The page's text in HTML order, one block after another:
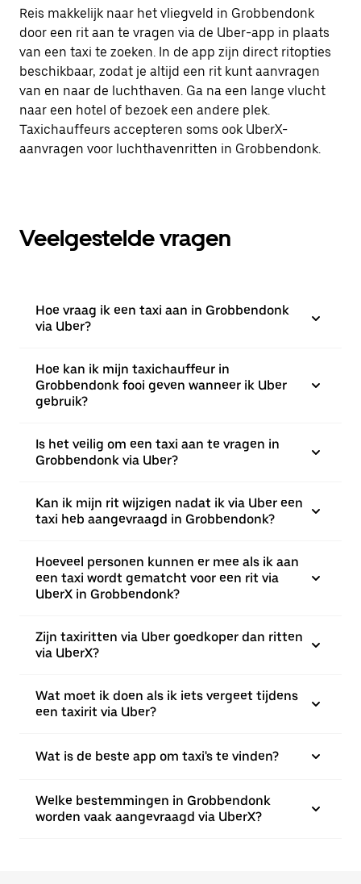
Reis makkelijk naar het vliegveld in Grobbendonk
door een rit aan te vragen via de Uber-app in plaats
van een taxi te zoeken. In de app zijn direct ritopties
beschikbaar, zodat je altijd een rit kunt aanvragen
van en naar de luchthaven. Ga na een lange vlucht
naar een hotel of bezoek een andere plek.
Taxichauffeurs accepteren soms ook UberX-
aanvragen voor luchthavenritten in Grobbendonk.
Veelgestelde vragen
Hoe vraag ik een taxi aan in Grobbendonk
via Uber?
Hoe kan ik mijn taxichauffeur in
Grobbendonk fooi geven wanneer ik Uber
gebruik?
Is het veilig om een taxi aan te vragen in
Grobbendonk via Uber?
Kan ik mijn rit wijzigen nadat ik via Uber een
taxi heb aangevraagd in Grobbendonk?
Hoeveel personen kunnen er mee als ik aan
een taxi wordt gematcht voor een rit via
UberX in Grobbendonk?
Zijn taxiritten via Uber goedkoper dan ritten
via UberX?
Wat moet ik doen als ik iets vergeet tijdens
een taxirit via Uber?
Wat is de beste app om taxi's te vinden?
Welke bestemmingen in Grobbendonk
worden vaak aangevraagd via UberX?